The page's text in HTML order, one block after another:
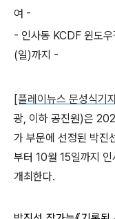
여 -
- 인사동 KCDF 윈도
(일)까지 -​
[플레이뉴스 문성식기
광, 이하 공진원)은
가 부문에 선정된 박진
부터 10월 15일까지
개최한다.